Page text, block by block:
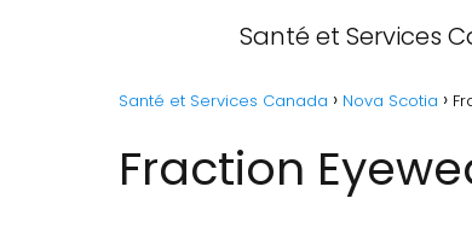
Santé et Services
Santé et Services Canada Nova Scotia
Fraction